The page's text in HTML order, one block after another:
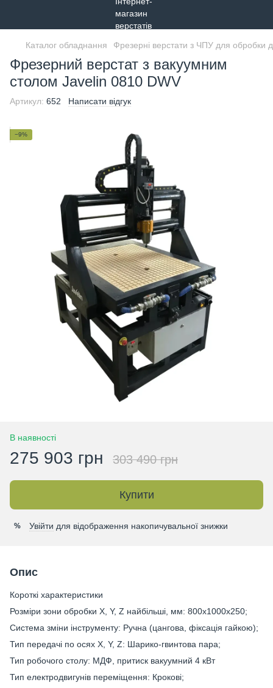
Каталог обладнання Фрезерні верстати з ЧПУ для обробки
Фрезерний верстат з вакуумним
столом Javelin 0810 DWV
Артикул: 652 Написати відгук
−9%
В наявності
275 903 грн 303 490 грн
Купити
% Увійти для відображення накопичувальної знижки
Опис
Короткі характеристики
Розміри зони обробки X, Y, Z найбільші, мм: 800х1000x250;
Система зміни інструменту: Ручна (цангова, фіксація гайкою);
Тип передачі по осях X, Y, Z: Шарико-гвинтова пара;
Тип робочого столу: МДФ, притиск вакуумний 4 кВт
Тип електродвигунів переміщення: Крокові;